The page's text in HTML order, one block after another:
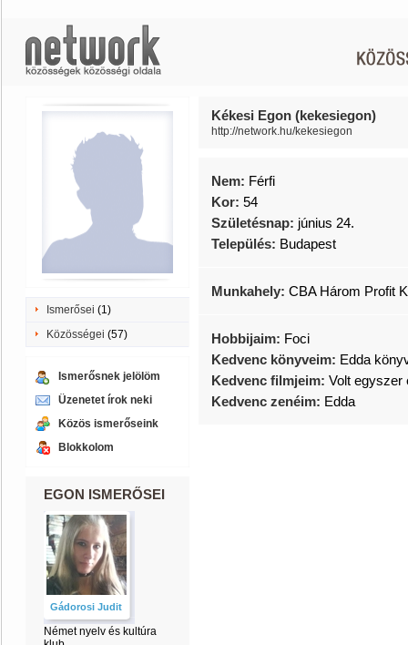
Ismerősei (1)
Közösségei (57)
Ismerősnek jelölöm
Üzenetet írok neki
Közös ismerőseink
Blokkolom
EGON ISMERŐSEI
Gádorosi Judit
Német nyelv és kultúra
Kékesi Egon (kekesiegon)
http://network.hu/kekesiegon
Nem: Férfi
Kor: 54
Születésnap: június 24.
Település: Budapest
Munkahely: CBA Három Profit
Hobbijaim: Foci
Kedvenc könyveim: Edda
Kedvenc filmjeim: Volt egyszer
Kedvenc zenéim: Edda